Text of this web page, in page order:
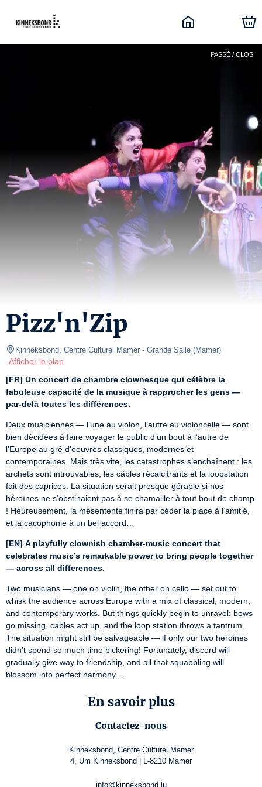
PASSÉ / CLOS
Pizz'n'Zip
Kinneksbond, Centre Culturel Mamer - Grande Salle (Mamer)
Afficher le plan
[FR] Un concert de chambre clownesque qui célèbre la
fabuleuse capacité de la musique à rapprocher les gens —
par-delà toutes les différences.
Deux musiciennes — l’une au violon, l’autre au violoncelle — sont
bien décidées à faire voyager le public d’un bout à l’autre de
l’Europe au gré d’oeuvres classiques, modernes et
contemporaines. Mais très vite, les catastrophes s’enchaînent : les
archets sont introuvables, les câbles récalcitrants et la loopstation
fait des caprices. La situation serait presque gérable si nos
héroïnes ne s’obstinaient pas à se chamailler à tout bout de champ
! Heureusement, la mésentente finira par céder la place à l’amitié,
et la cacophonie à un bel accord…
[EN] A playfully clownish chamber-music concert that
celebrates music’s remarkable power to bring people together
— across all differences.
Two musicians — one on violin, the other on cello — set out to
whisk the audience across Europe with a mix of classical, modern,
and contemporary works. But things quickly begin to unravel: bows
go missing, cables act up, and the loop station throws a tantrum.
The situation might still be salvageable — if only our two heroines
didn’t spend so much time bickering! Fortunately, discord will
gradually give way to friendship, and all that squabbling will
blossom into perfect harmony…
En savoir plus
Contactez-nous
Kinneksbond, Centre Culturel Mamer
4, Um Kinneksbond | L-8210 Mamer
info@kinneksbond.lu